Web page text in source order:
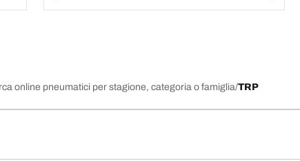
online pneumatici per stagione, categoria o famiglia TRP